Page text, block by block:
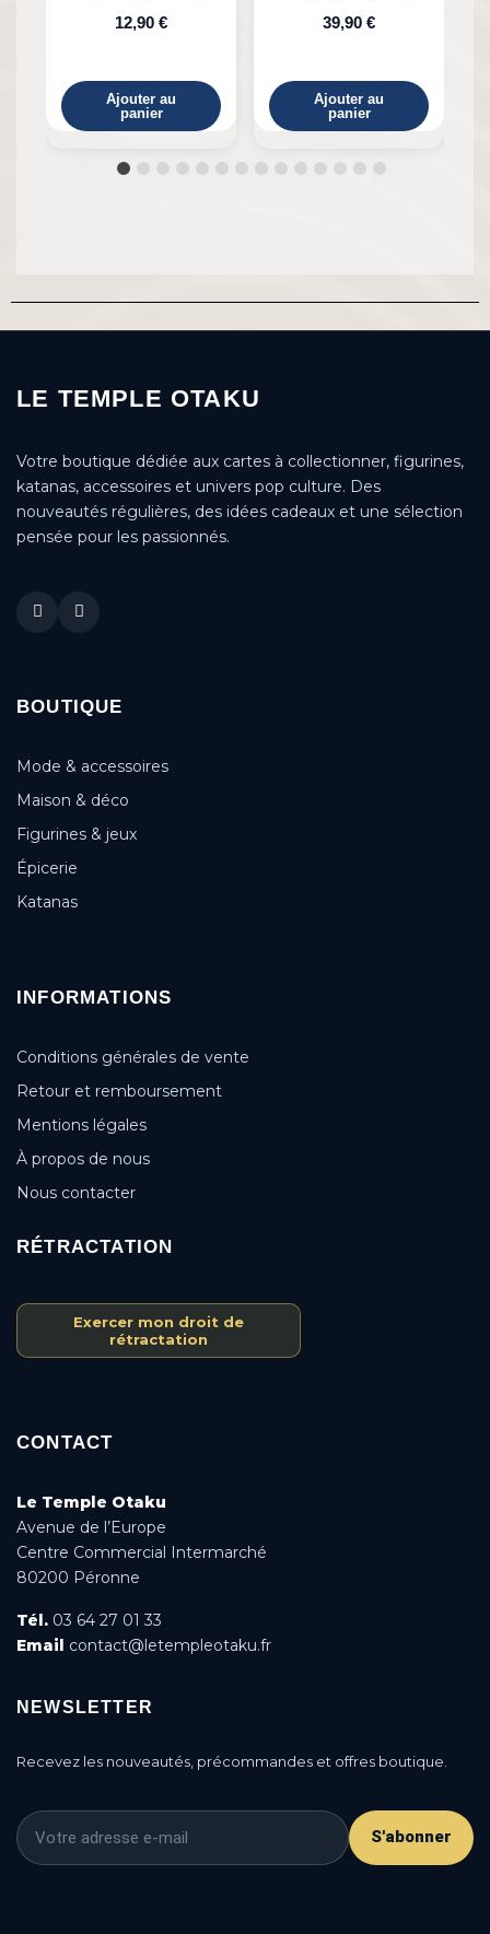
12,90 €
Ajouter au
panier
39,90 €
Ajouter au
panier
LE TEMPLE OTAKU
Votre boutique dédiée aux cartes à collectionner, figurines,
katanas, accessoires et univers pop culture. Des
nouveautés régulières, des idées cadeaux et une sélection
pensée pour les passionnés.
BOUTIQUE
Mode & accessoires
Maison & déco
Figurines & jeux
Épicerie
Katanas
INFORMATIONS
Conditions générales de vente
Retour et remboursement
Mentions légales
À propos de nous
Nous contacter
RÉTRACTATION
Exercer mon droit de
rétractation
CONTACT
Le Temple Otaku
Avenue de l’Europe
Centre Commercial Intermarché
80200 Péronne
Tél. 03 64 27 01 33
Email contact@letempleotaku.fr
NEWSLETTER
Recevez les nouveautés, précommandes et offres boutique.
S'abonner